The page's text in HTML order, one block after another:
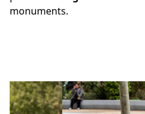
monuments.